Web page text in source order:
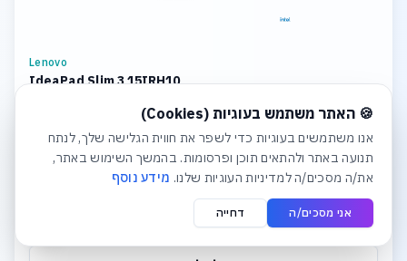
Lenovo
IdeaPad Slim 3 15IRH10
Memory: 8GB Soldered DDR5-4800 + 16GB SODIMM DDR5-4800
₪4,381
לפרטים והצעת מחיר
חלונית עוגיות נפתחה אוטומטית. לסגירה יש ללחוץ על כפתור
🍪 האתר משתמש בעוגיות (Cookies)
אנו משתמשים בעוגיות כדי לשפר את חווית הגלישה שלך, לנתח
תנועה באתר ולהתאים תוכן ופרסומות. בהמשך השימוש באתר,
את/ה מסכים/ה למדיניות העוגיות שלנו. מידע נוסף
אני מסכים/ה דחייה